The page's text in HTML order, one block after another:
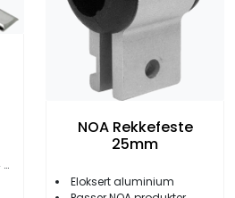
NOA Rekkefeste
25mm
Eloksert aluminium